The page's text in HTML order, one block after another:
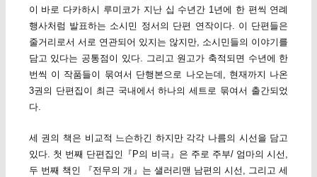
이 바로 다카하시 루미코가 지난 십 수년간 1년에 한 편씩 연례
행사처럼 발표하는 소시민 정서의 단편 연작이다. 이 단편들은
줄거리로서 서로 연관되어 있지는 않지만, 소시민들의 이야기를
담고 있다는 공통점이 있다. 그리고 원고가 축적되면 수년에 한
번씩 이 작품들이 묶여서 단행본으로 나오는데, 현재까지 나온
3권의 단편집이 최근 국내에서 하나의 세트로 묶여서 출간되었
다.
세 권의 책은 비교적 느슨하긴 하지만 각각 나름의 시선을 담고
있다. 첫 번째 단편집인『P의 비극』은 주로 주부/ 엄마의 시선,
두 번째 책인 『전무의 개』는 샐러리맨 남편의 시선, 그리고 세